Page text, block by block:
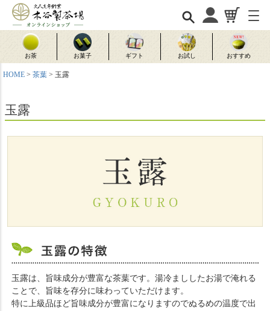
お茶 お菓子 ギフト お試し おすすめ
HOME 茶葉 玉露
玉露
玉露は、旨味成分が豊富な茶葉です。湯冷まししたお湯で淹れる
ことで、旨味を存分に味わっていただけます。
特に上級品ほど旨味成分が豊富になりますのでぬるめの温度で出